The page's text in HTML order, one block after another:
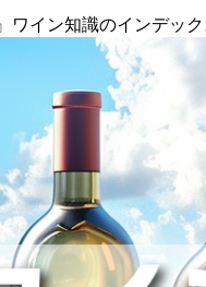
ワイン知識のインデック